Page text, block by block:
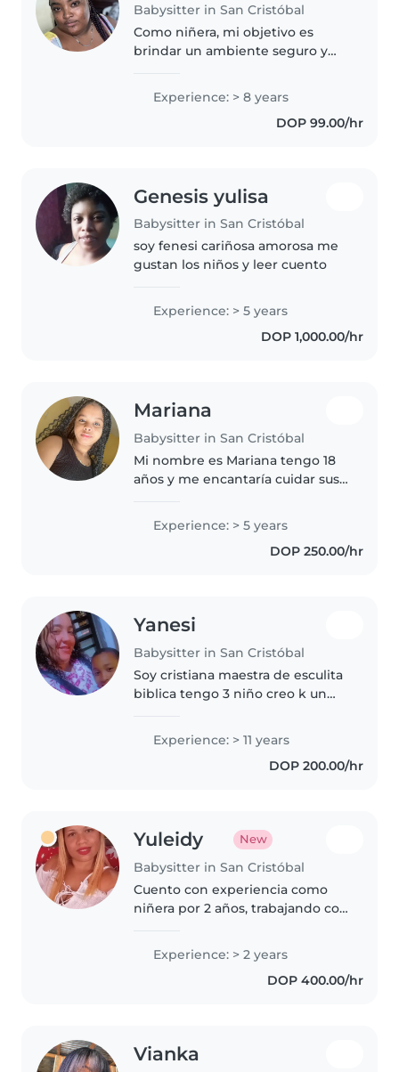
Babysitter in San Cristóbal
Como niñera, mi objetivo es
brindar un ambiente seguro y
experiencia trabajando con
niños pequeños y en edad
Experience: > 8 years
DOP 99.00/hr
Genesis yulisa
Babysitter in San Cristóbal
soy fenesi cariñosa amorosa me
gustan los niños y leer cuento
Experience: > 5 years
DOP 1,000.00/hr
Mariana
Babysitter in San Cristóbal
Mi nombre es Mariana tengo 18
años y me encantaría cuidar sus
tengo bastante energía y no voy
a olvidar las cosas tan rápido soy
responsable, creativa..
Experience: > 5 years
DOP 250.00/hr
Yanesi
Babysitter in San Cristóbal
Soy cristiana maestra de esculita
biblica tengo 3 niño creo k un
alguien generoso confiabke
respetuoso y sobre todo
amoroso Pienso k son un regalo
Experience: > 11 years
DOP 200.00/hr
Yuleidy New
Babysitter in San Cristóbal
Cuento con experiencia como
niñera por 2 años, trabajando con
adolescentes. Me encanta jugar y
cocinar para ellos. Disponible
para cuidarlos en tu hogar...
Experience: > 2 years
DOP 400.00/hr
Vianka